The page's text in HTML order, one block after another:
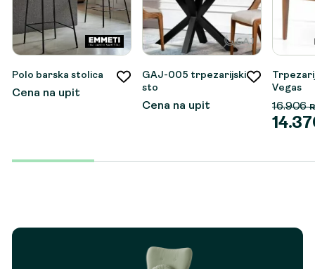
Polo barska stolica
Cena na upit
GAJ-005 trpezarijski
sto
Cena na upit
Vegas
16.906
je
je: